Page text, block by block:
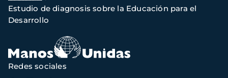
navegación
Estudio de diagnosis sobre la Educación para el
Desarrollo
Redes sociales